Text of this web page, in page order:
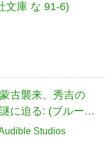
文庫 な 91-6)
古襲来、秀吉の
に迫る: (ブルーバ
Studios